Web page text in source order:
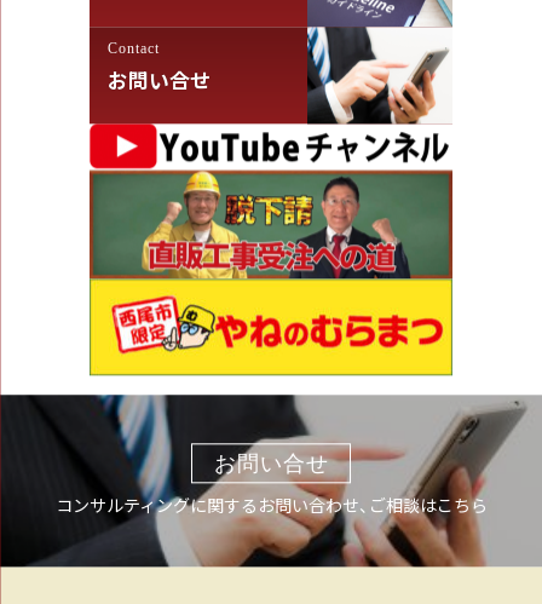
Contact
お問い合せ
お問い合せ
コンサルティングに関するお問い合わせ、ご相談はこちら